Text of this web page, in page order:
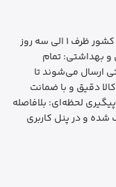
ارسال سریع و فوری: ارسال سفارشات به سراسر کشور ظرف 1 الی سه روز
و بهداشتی: تمام
ارسال می‌شوند تا
دقیق و با ضمانت
لحظه‌ای: بلافاصله
و در پنل کاربری